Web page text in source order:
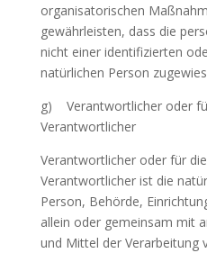
organisatorischen
gewährleisten, dass die
nicht einer identifizierten
natürlichen Person
g) Verantwortlicher oder
Verantwortlicher
Verantwortlicher oder für
Verantwortlicher ist die
Person, Behörde,
allein oder gemeinsam mit
und Mittel der Verarbeitung